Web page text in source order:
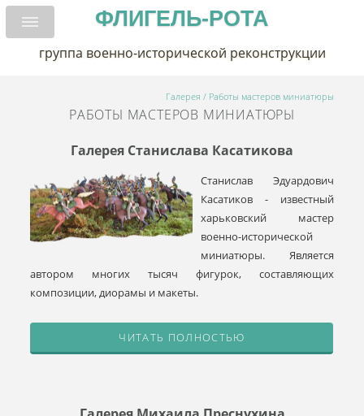
ФЛИГЕЛЬ-РОТА
группа военно-исторической реконструкции
Галерея / Работы мастеров миниатюры
РАБОТЫ МАСТЕРОВ МИНИАТЮРЫ
Галерея Станислава Касатикова
Станислав Эдуардович
Касатиков - известный
харьковский мастер
военно-исторической
миниатюры. Является
автором многих тысяч фигурок, составляющих
композиции, диорамы и макеты.
ЧИТАТЬ ПОЛНОСТЬЮ